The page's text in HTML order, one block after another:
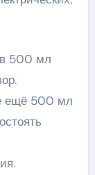
в 500 мл
ещё 500 мл